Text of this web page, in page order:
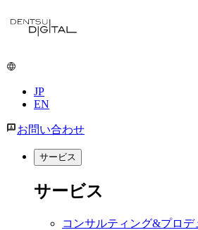
JP
EN
お問い合わせ
サービス
サービス
コンサルティング&プロデ